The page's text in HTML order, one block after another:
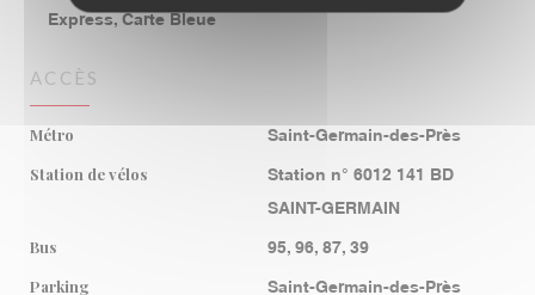
Express, Carte Bleue
ACCÈS
Métro
Saint-Germain-des-Près
Station de vélos
Station n° 6012 141 BD
SAINT-GERMAIN
Bus
95, 96, 87, 39
Parking
Saint-Germain-des-Près